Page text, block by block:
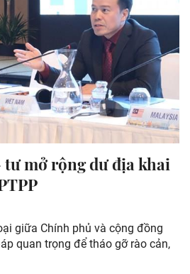
mở rộng dư địa khai
giữa Chính phủ và cộng đồng
quan trọng để tháo gỡ rào cản,